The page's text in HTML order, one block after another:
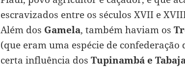
escravizados entre os séculos XVII e
Além dos Gamela, também haviam os
(que eram uma espécie de confederação
certa influência dos Tupinambá e